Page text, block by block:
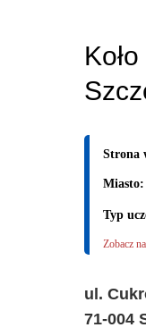
Strona
Miasto:
Typ
Zobacz
ul.
71-004